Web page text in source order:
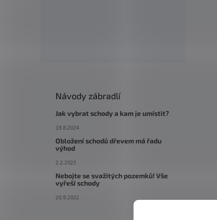
Návody zábradlí
Jak vybrat schody a kam je umístit?
19.8.2024
Obložení schodů dřevem má řadu
výhod
2.2.2023
Nebojte se svažitých pozemků! Vše
vyřeší schody
20.9.2022